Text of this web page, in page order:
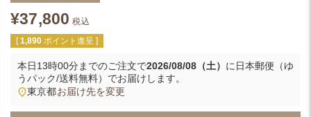
¥37,800 税込
[ 1,890 ポイント進呈 ]
本日13時00分までのご注文で2026/08/08（土） に 日本郵便（ゆ
うパック/送料無料） でお届けします。
東京都お届け先を変更